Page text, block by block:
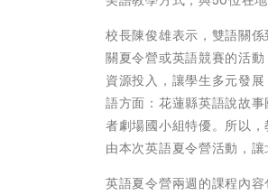
校長陳俊雄表示，雙語關
關夏令營或英語競賽的活
資源投入，讓學生多元發
語方面：花蓮縣英語說故
者劇場國小組特優。所以
由本次英語夏令營活動，
英語夏令營兩週的課程內